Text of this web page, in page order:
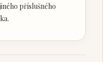
příslušného